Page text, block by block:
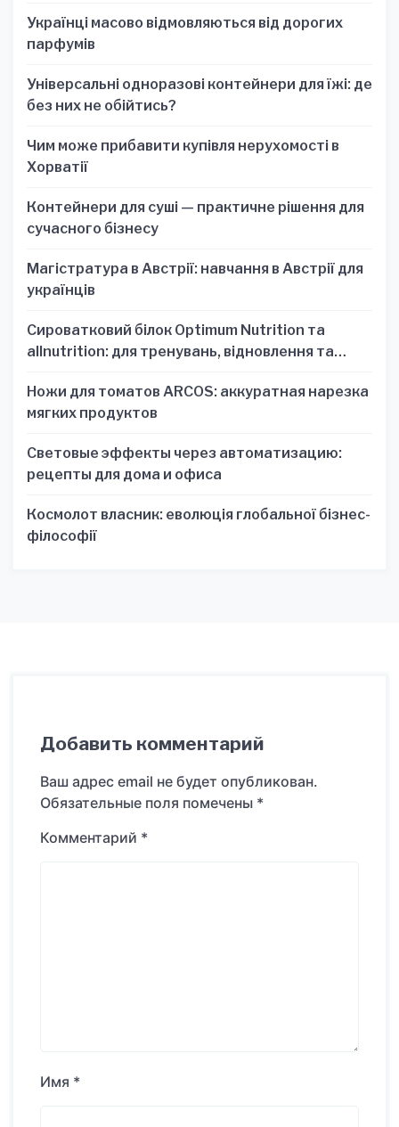
Українці масово відмовляються від дорогих
парфумів
Універсальні одноразові контейнери для їжі: де
без них не обійтись?
Чим може прибавити купівля нерухомості в
Хорватії
Контейнери для суші — практичне рішення для
сучасного бізнесу
Магістратура в Австрії: навчання в Австрії для
українців
Сироватковий білок Optimum Nutrition та
allnutrition: для тренувань, відновлення та
Ножи для томатов ARCOS: аккуратная нарезка
мягких продуктов
Световые эффекты через автоматизацию:
рецепты для дома и офиса
Космолот власник: еволюція глобальної бізнес-
філософії
Добавить комментарий
Ваш адрес email не будет опубликован.
Обязательные поля помечены *
Комментарий *
Имя *